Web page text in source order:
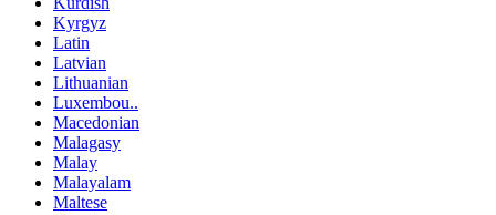
Kyrgyz
Latin
Latvian
Lithuanian
Luxembou..
Macedonian
Malagasy
Malay
Malayalam
Maltese